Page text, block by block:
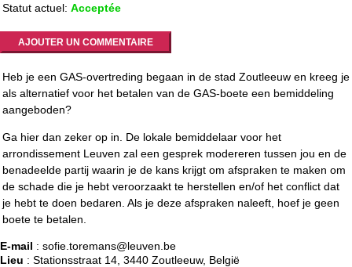
Statut actuel: Acceptée
AJOUTER UN COMMENTAIRE
Heb je een GAS-overtreding begaan in de stad Zoutleeuw en kreeg je
als alternatief voor het betalen van de GAS-boete een bemiddeling
aangeboden?
Ga hier dan zeker op in. De lokale bemiddelaar voor het
arrondissement Leuven zal een gesprek modereren tussen jou en de
benadeelde partij waarin je de kans krijgt om afspraken te maken om
de schade die je hebt veroorzaakt te herstellen en/of het conflict dat
je hebt te doen bedaren. Als je deze afspraken naleeft, hoef je geen
boete te betalen.
E-mail : sofie.toremans@leuven.be
Lieu : Stationsstraat 14, 3440 Zoutleeuw, België